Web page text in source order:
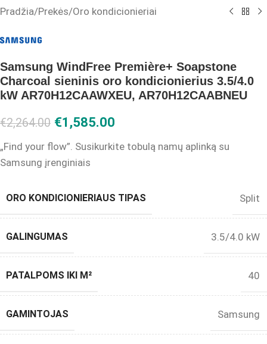
Pradžia/Prekės/Oro kondicionieriai
Samsung WindFree Première+ Soapstone
Charcoal sieninis oro kondicionierius 3.5/4.0
kW AR70H12CAAWXEU, AR70H12CAABNEU
€2,264.00 €1,585.00
„Find your flow”. Susikurkite tobulą namų aplinką su
Samsung įrenginiais
ORO KONDICIONIERIAUS TIPAS Split
GALINGUMAS 3.5/4.0 kW
PATALPOMS IKI M² 40
GAMINTOJAS Samsung